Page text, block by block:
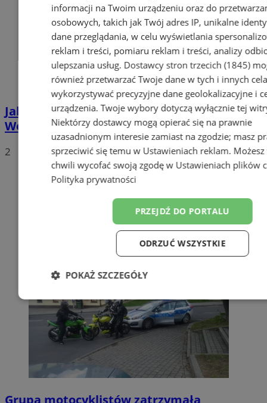
Jak uzyskać Kartę Dużej Rodziny w
Wodzisławiu? Poznaj plusy jej posiadania
2
Grupa motocyklistów zatrzymała
informacji na Twoim urządzeniu oraz do
osobowych, takich jak Twój adres IP, unikalne
dane przeglądania, w celu wyświetlania
reklam i treści, pomiaru reklam i treści, analizy
ulepszania usług. Dostawcy stron trzecich (1845)
również przetwarzać Twoje dane w tych i innych
wykorzystywać precyzyjne dane geolokalizacyjne i
urządzenia. Twoje wybory dotyczą wyłącznie tej
Niektórzy dostawcy mogą opierać się na prawnie
uzasadnionym interesie zamiast na zgodzie; masz
sprzeciwić się temu w Ustawieniach reklam.
chwili wycofać swoją zgodę w Ustawieniach plików
Polityka prywatności
PRZEJDŹ DO PORTALU
ODRZUĆ WSZYSTKIE
POKAŻ SZCZEGÓŁY
Niezbędne Wydajność
Funkcjonalność